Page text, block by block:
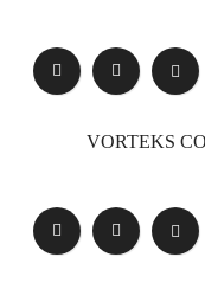
VORTEKS